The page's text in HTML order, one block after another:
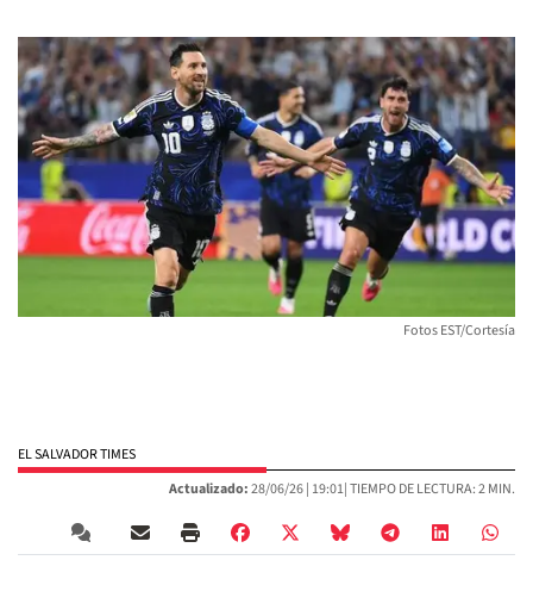
Fotos EST/Cortesía
EL SALVADOR TIMES
Actualizado:28/06/26 | 19:01| TIEMPO DE LECTURA: 2 MIN.